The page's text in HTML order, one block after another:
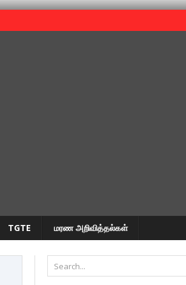
TGTE மரண அறிவித்தல்கள்